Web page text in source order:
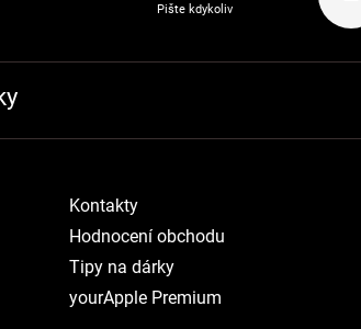
Pište kdykoliv
Kontakty
Hodnocení obchodu
Tipy na dárky
yourApple Premium